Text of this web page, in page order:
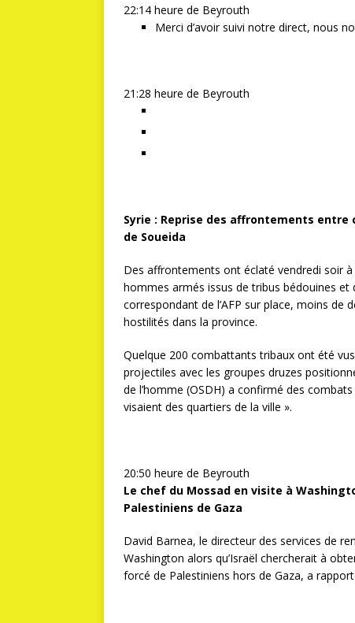
22:14 heure de Beyrouth
Merci d’avoir suivi notre direct, nous
21:28 heure de Beyrouth
Syrie : Reprise des affrontements
de Soueida
Des affrontements ont éclaté vendredi soir
hommes armés issus de tribus bédouines
correspondant de l’AFP sur place, moins
hostilités dans la province.
Quelque 200 combattants tribaux ont été
projectiles avec les groupes druzes
de l’homme (OSDH) a confirmé des
visaient des quartiers de la ville ».
20:50 heure de Beyrouth
Le chef du Mossad en visite à
Palestiniens de Gaza
David Barnea, le directeur des services de
Washington alors qu’Israël chercherait à
forcé de Palestiniens hors de Gaza, a